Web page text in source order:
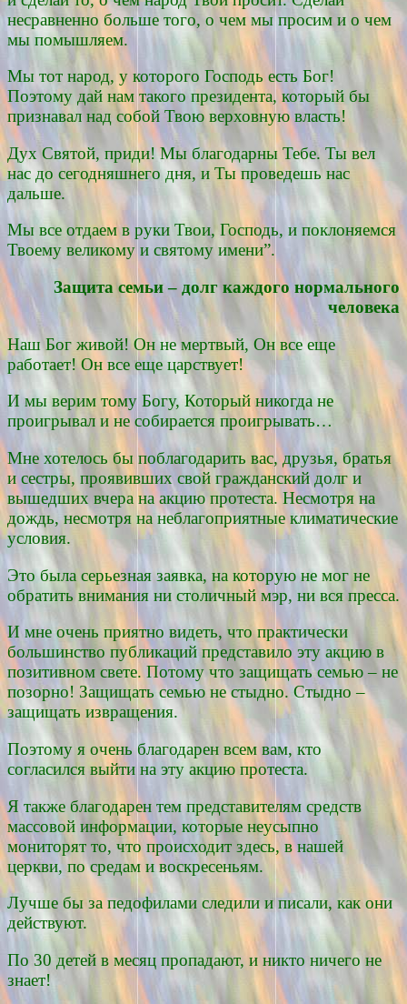
несравненно больше того, о чем мы просим и о чем
мы помышляем.
Мы тот народ, у которого Господь есть Бог!
Поэтому дай нам такого президента, который бы
признавал над собой Твою верховную власть!
Дух Святой, приди! Мы благодарны Тебе. Ты вел
нас до сегодняшнего дня, и Ты проведешь нас
дальше.
Мы все отдаем в руки Твои, Господь, и поклоняемся
Твоему великому и святому имени”.
Защита семьи – долг каждого нормального
человека
Наш Бог живой! Он не мертвый, Он все еще
работает! Он все еще царствует!
И мы верим тому Богу, Который никогда не
проигрывал и не собирается проигрывать…
Мне хотелось бы поблагодарить вас, друзья, братья
и сестры, проявивших свой гражданский долг и
вышедших вчера на акцию протеста. Несмотря на
дождь, несмотря на неблагоприятные климатические
условия.
Это была серьезная заявка, на которую не мог не
обратить внимания ни столичный мэр, ни вся пресса.
И мне очень приятно видеть, что практически
большинство публикаций представило эту акцию в
позитивном свете. Потому что защищать семью – не
позорно! Защищать семью не стыдно. Стыдно –
защищать извращения.
Поэтому я очень благодарен всем вам, кто
согласился выйти на эту акцию протеста.
Я также благодарен тем представителям средств
массовой информации, которые неусыпно
мониторят то, что происходит здесь, в нашей
церкви, по средам и воскресеньям.
Лучше бы за педофилами следили и писали, как они
действуют.
По 30 детей в месяц пропадают, и никто ничего не
знает!